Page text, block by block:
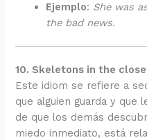
Ejemplo: She was
the bad news.
10. Skeletons in the
Este idiom se refiere a
que alguien guarda y que
de que los demás
miedo inmediato, está